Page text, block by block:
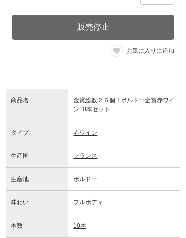
販売停止
お気に入りに追加
商品名
金賞総数２６個！ボルドー金賞赤ワイ
ン10本セット
タイプ 赤ワイン
生産国 フランス
生産地 ボルドー
味わい フルボディ
本数 10本